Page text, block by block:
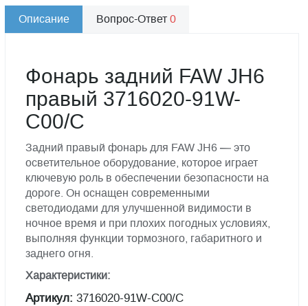
Описание Вопрос-Ответ0
Фонарь задний FAW JH6
правый 3716020-91W-
C00/C
Задний правый фонарь для FAW JH6 — это
осветительное оборудование, которое играет
ключевую роль в обеспечении безопасности на
дороге. Он оснащен современными
светодиодами для улучшенной видимости в
ночное время и при плохих погодных условиях,
выполняя функции тормозного, габаритного и
заднего огня.
Характеристики:
Артикул: 3716020-91W-C00/C